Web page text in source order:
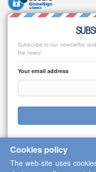
Subscribe to our newsletter
the news!
Your email address
Copyright © 2013-2026
Cookies policy
The web-site uses